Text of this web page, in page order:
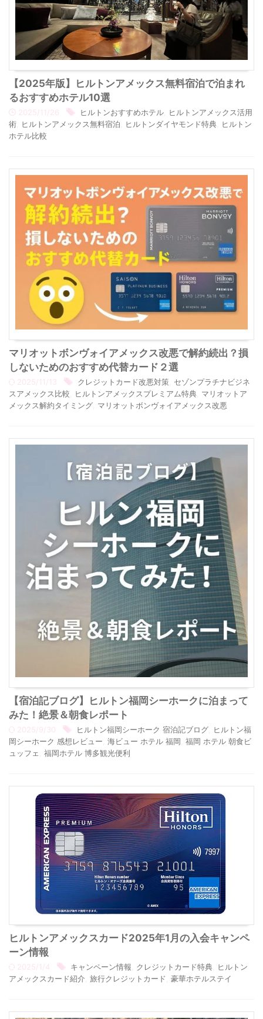
【2025年版】ヒルトンアメックス無料宿泊で泊まれ
るおすすめホテル10選
2025/11/26 ヒルトンおすすめホテル
ヒルトンアメックス活用
術
ヒルトンアメックス無料宿泊 ヒルトンダイヤモンド特典
ヒルトン
ホテル比較
マリオットボンヴォイアメックス改悪で解約続出？損
しないためのおすすめ代替カード２選
2025/11/13 クレジットカード改悪対策 セゾンプラチナビジネ
スアメックス比較
ヒルトンアメックスプレミアム特典 マリオットア
メックス解約タイミング マリオットボンヴォイアメックス改悪
【宿泊記ブログ】ヒルトン福岡シーホークに泊まって
みた！絶景＆朝食レポート
2025/9/30 ヒルトン福岡シーホーク 宿泊記ブログ
ヒルトン福
岡シーホーク 感想レビュー 海ビュー ホテル 福岡 福岡 ホテル 朝食ビ
ュッフェ
福岡ホテル 博多観光便利
ヒルトンアメックスカード2025年1月の入会キャンペ
ーン情報
2025/1/4 キャンペーン情報 クレジットカード特典
ヒルトン
アメックスカード紹介 旅行クレジットカード 豪華ホテルステイ